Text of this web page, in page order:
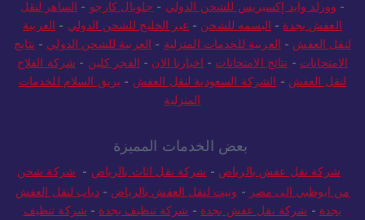
- وورلد وايد إكسبريس للشحن الدولي - جلوبال كارجو - الساهر لنقل
العفش بجدة - البسمه للشحن - عبر الخليج للشحن الدولي - العربية
لنقل العفش - العربية للخدمات المنزلية - العربية للشحن الدولي - نتايج
الامتحانات - نتائج الامتحانات - اخبارنا الان - الفجر كلين - شركة الفلاح
لنقل العفش - الشركة السعودية لنقل العفش - بريق السلام للخدمات
المنزلية
بعض الخدمات المميزة
شركة نقل عفش بالرياض - شركة نقل اثاث بالرياض - شركة شحن
من ابوظبي الى مصر - ونيت لنقل العفش بالرياض -دباب لنقل العفش
بجدة - شركة نقل عفش بجدة - شركة تنظيف بجدة - شركة تنظيف